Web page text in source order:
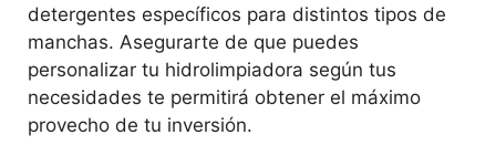
detergentes específicos para distintos tipos de
manchas. Asegurarte de que puedes
personalizar tu hidrolimpiadora según tus
necesidades te permitirá obtener el máximo
provecho de tu inversión.